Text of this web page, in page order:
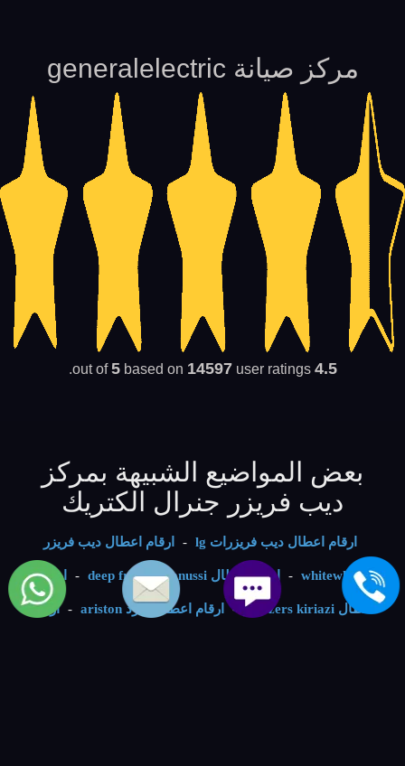
مركز صيانة generalelectric
4.5
out of
5based on 14597user ratings.
بعض المواضيع الشبيهة بمركز
ديب فريزر جنرال الكتريك
ارقام اعطال ديب فريزرات lg - ارقام اعطال ديب فريزر
whitewhale
- ارقام اعطال deep freezer zanussi - ارقام
اعطال freezers kiriazi - ارقام اعطال مبرد ariston - ارقام